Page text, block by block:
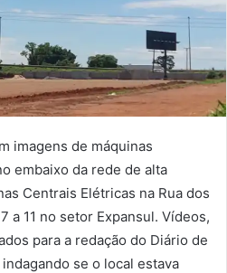
imagens de máquinas
embaixo da rede de alta
Centrais Elétricas na Rua dos
a 11 no setor Expansul. Vídeos,
para a redação do Diário de
se o local estava